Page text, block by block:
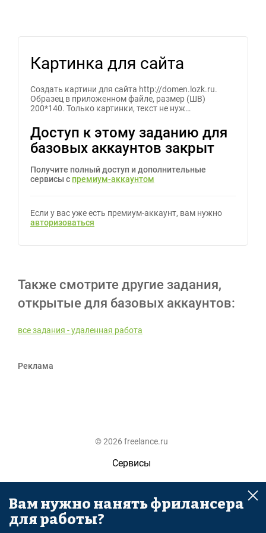
Картинка для сайта
Создать картини для сайта http://domen.lozk.ru.
Образец в приложенном файле, размер (ШВ)
200*140. Только картинки, текст не нуж…
Доступ к этому заданию для
базовых аккаунтов закрыт
Получите полный доступ и дополнительные
сервисы с премиум-аккаунтом
Если у вас уже есть премиум-аккаунт, вам нужно
авторизоваться
Также смотрите другие задания,
открытые для базовых аккаунтов:
все задания - удаленная работа
Реклама
© 2026 freelance.ru
Сервисы
Помощь
Поиск
Вам нужно нанять фрилансера
для работы?